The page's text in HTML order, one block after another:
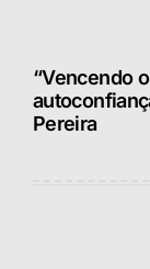
“Vencendo
Pereira